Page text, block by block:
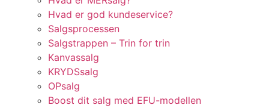
Hvad er god kundeservice?
Salgsprocessen
Salgstrappen – Trin for trin
Kanvassalg
KRYDSsalg
OPsalg
Boost dit salg med EFU-modellen